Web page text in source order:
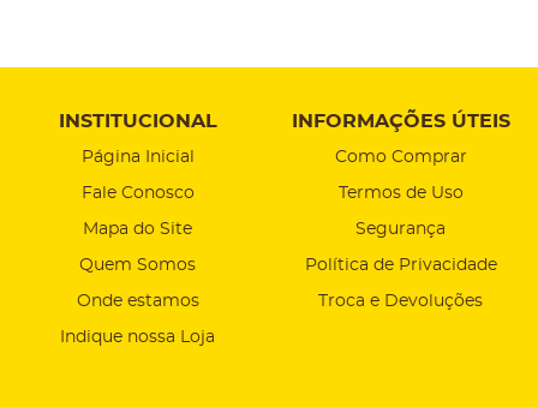
INSTITUCIONAL
Página Inicial
Fale Conosco
Mapa do Site
Quem Somos
Onde estamos
Indique nossa Loja
INFORMAÇÕES ÚTEIS
Como Comprar
Termos de Uso
Segurança
Política de Privacidade
Troca e Devoluções